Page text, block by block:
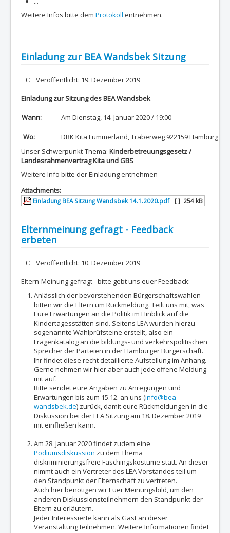
Weitere Infos bitte dem Protokoll entnehmen.
Einladung zur BEA Wandsbek Sitzung
DetailsVeröffentlicht: 19. Dezember 2019
Einladung zur Sitzung des BEA Wandsbek
Wann: Am Dienstag, 14. Januar 2020 / 19:00
Wo:
DRK Kita Lummerland, Traberweg 922159 Hamburg
Unser Schwerpunkt-Thema: Kinderbetreuungsgesetz /
Landesrahmenvertrag Kita und GBS
Weitere Info bitte der Einladung entnehmen
Attachments:
Einladung BEA Sitzung Wandsbek 14.1.2020.pdf [ ] 254 kB
Elternmeinung gefragt - Feedback
erbeten
DetailsVeröffentlicht: 10. Dezember 2019
Eltern-Meinung gefragt - bitte gebt uns euer Feedback:
Anlässlich der bevorstehenden Bürgerschaftswahlen
bitten wir die Eltern um Rückmeldung. Teilt uns mit, was
Eure Erwartungen an die Politik im Hinblick auf die
Kindertagesstätten sind. Seitens LEA wurden hierzu
sogenannte Wahlprüfsteine erstellt, also ein
Fragenkatalog an die bildungs- und verkehrspolitischen
Sprecher der Parteien in der Hamburger Bürgerschaft.
Ihr findet diese recht detaillierte Aufstellung im Anhang.
Gerne nehmen wir hier aber auch jede offene Meldung
mit auf.
Bitte sendet eure Angaben zu Anregungen und
Erwartungen bis zum 15.12. an uns (info@bea-
wandsbek.de) zurück, damit eure Rückmeldungen in die
Diskussion bei der LEA Sitzung am 18. Dezember 2019
mit einfließen kann.
Am 28. Januar 2020 findet zudem eine
Podiumsdiskussion zu dem Thema
diskriminierungsfreie Faschingskostüme statt. An dieser
nimmt auch ein Vertreter des LEA Vorstandes teil um
den Standpunkt der Elternschaft zu vertreten.
Auch hier benötigen wir Euer Meinungsbild, um den
anderen Diskussionsteilnehmern den Standpunkt der
Eltern zu erläutern.
Jeder Interessierte kann als Gast an dieser
Veranstaltung teilnehmen. Weitere Informationen findet